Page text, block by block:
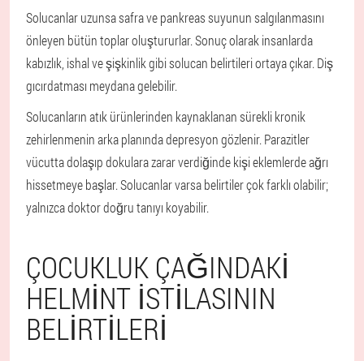
Solucanlar uzunsa safra ve pankreas suyunun salgılanmasını
önleyen bütün toplar oluştururlar. Sonuç olarak insanlarda
kabızlık, ishal ve şişkinlik gibi solucan belirtileri ortaya çıkar. Diş
gıcırdatması meydana gelebilir.
Solucanların atık ürünlerinden kaynaklanan sürekli kronik
zehirlenmenin arka planında depresyon gözlenir. Parazitler
vücutta dolaşıp dokulara zarar verdiğinde kişi eklemlerde ağrı
hissetmeye başlar. Solucanlar varsa belirtiler çok farklı olabilir;
yalnızca doktor doğru tanıyı koyabilir.
ÇOCUKLUK ÇAĞINDAKI
HELMINT ISTILASININ
BELIRTILERI